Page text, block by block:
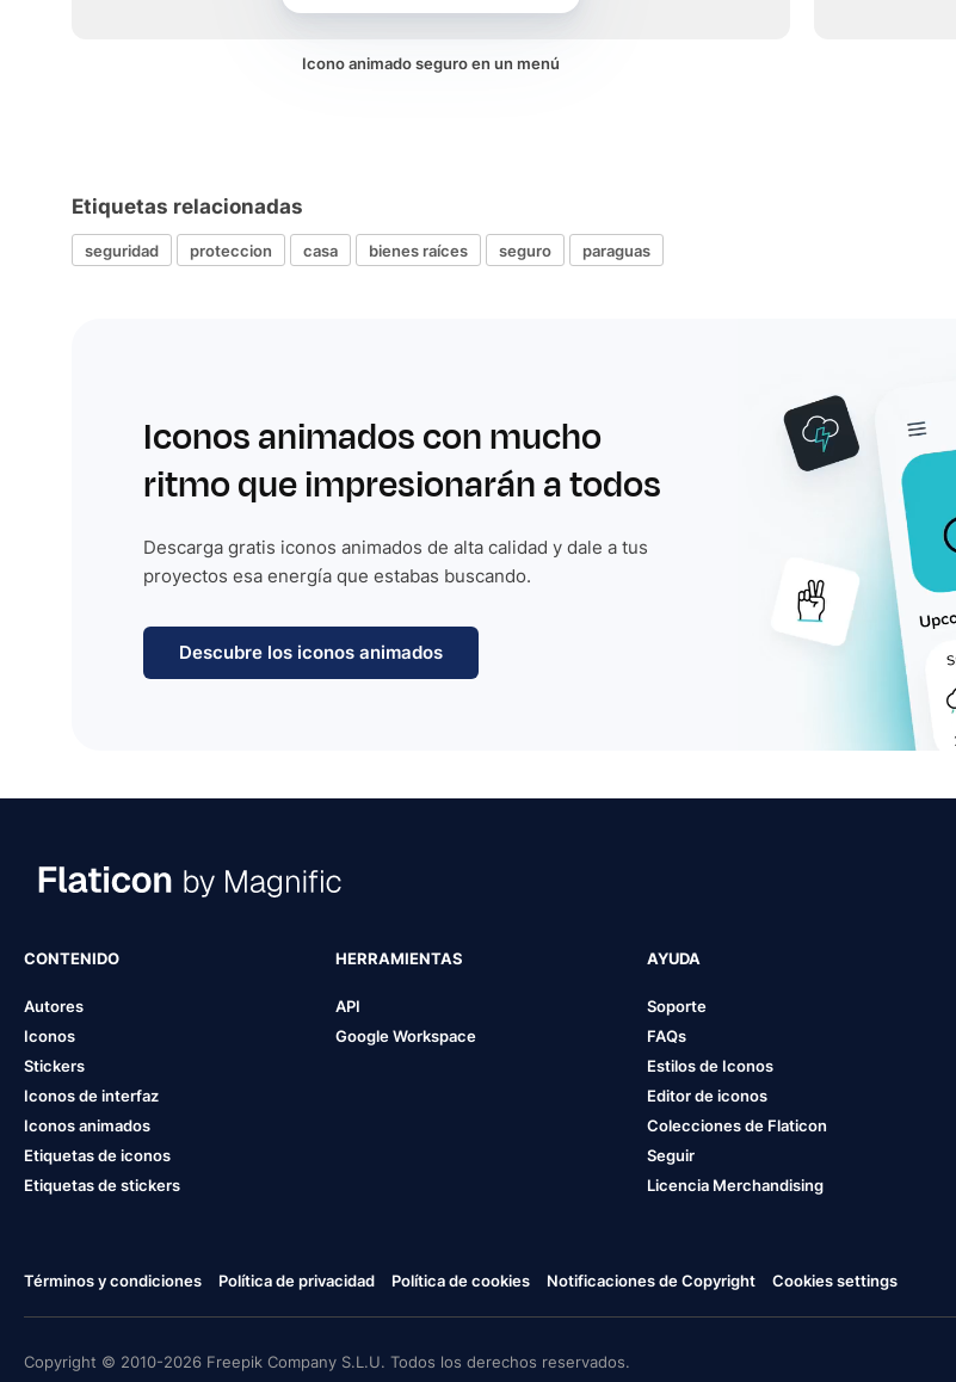
Icono animado seguro en un menú
Etiquetas relacionadas
seguridad proteccion casa bienes raíces seguro paraguas
Iconos animados con mucho
ritmo que impresionarán a todos
Descarga gratis iconos animados de alta calidad y dale a tus
proyectos esa energía que estabas buscando.
Descubre los iconos animados
CONTENIDO
Autores
Iconos
Stickers
Iconos de interfaz
Iconos animados
Etiquetas de iconos
Etiquetas de stickers
HERRAMIENTAS
API
Google Workspace
AYUDA
Soporte
FAQs
Estilos de Iconos
Editor de iconos
Colecciones de Flaticon
Seguir
Licencia Merchandising
Términos y condiciones Política de privacidad Política de cookies Notificaciones de Copyright Cookies settings
Copyright © 2010-2026 Freepik Company S.L.U. Todos los derechos reservados.